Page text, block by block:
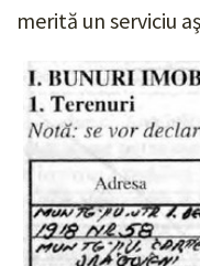
merită un serviciu